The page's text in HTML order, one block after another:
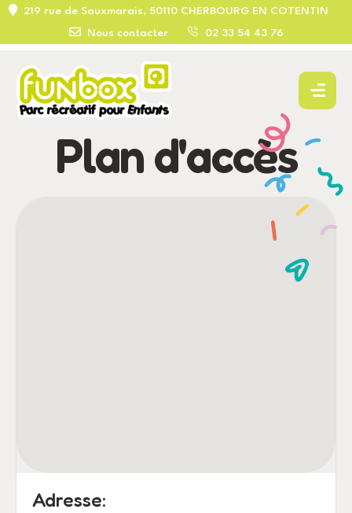
219 rue de Sauxmarais, 50110 CHERBOURG EN COTENTIN
Nous contacter
02 33 54 43 76
Plan d'accès
Adresse: